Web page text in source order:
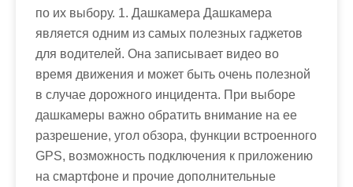
по их выбору. 1. Дашкамера Дашкамера
является одним из самых полезных гаджетов
для водителей. Она записывает видео во
время движения и может быть очень полезной
в случае дорожного инцидента. При выборе
дашкамеры важно обратить внимание на ее
разрешение, угол обзора, функции встроенного
GPS, возможность подключения к приложению
на смартфоне и прочие дополнительные